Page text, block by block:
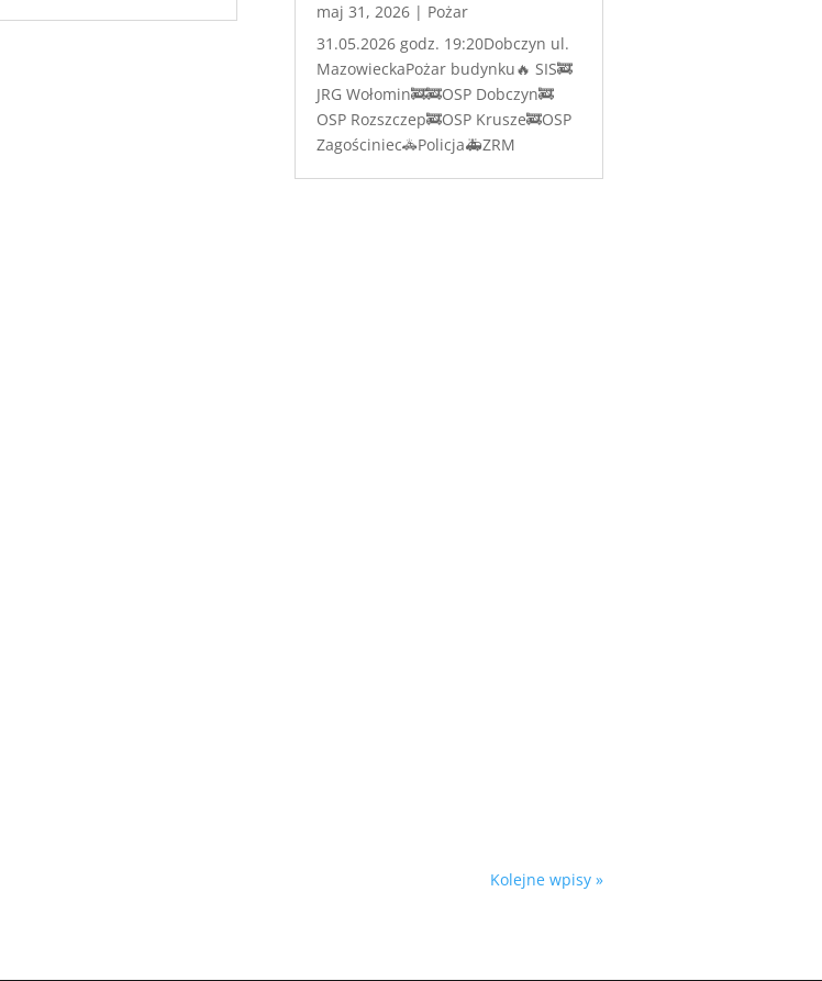
maj 31, 2026 | Pożar
31.05.2026 godz. 19:20Dobczyn ul.
MazowieckaPożar budynku🔥 SIS🚒
JRG Wołomin🚒🚒OSP Dobczyn🚒
OSP Rozszczep🚒OSP Krusze🚒OSP
Zagościniec🚓Policja🚑ZRM
Kolejne wpisy »